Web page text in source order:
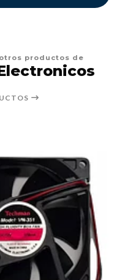
productos de